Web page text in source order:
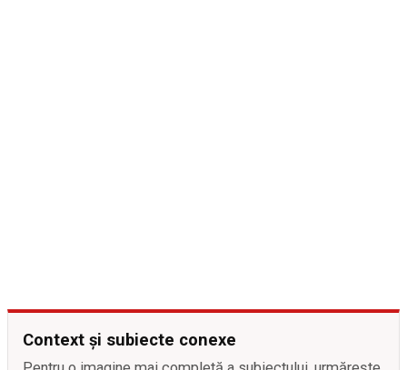
Context și subiecte conexe